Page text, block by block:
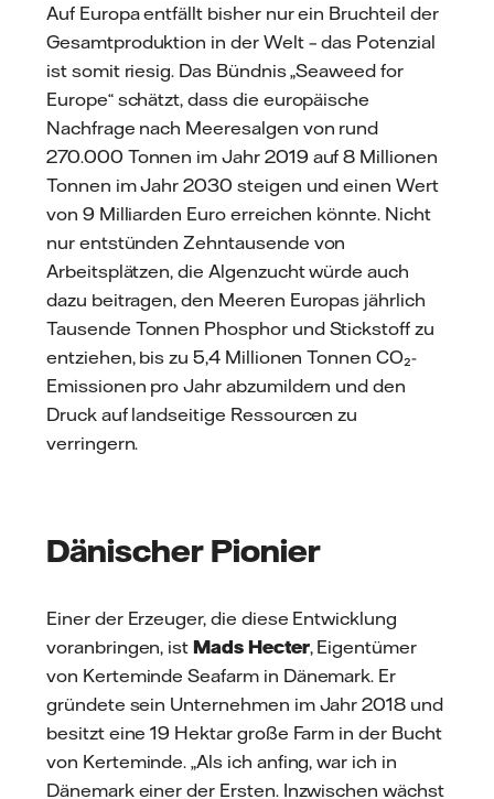
Auf Europa entfällt bisher nur ein Bruchteil der
Gesamtproduktion in der Welt – das Potenzial
ist somit riesig. Das Bündnis „Seaweed for
Europe“ schätzt, dass die europäische
Nachfrage nach Meeresalgen von rund
270.000 Tonnen im Jahr 2019 auf 8 Millionen
Tonnen im Jahr 2030 steigen und einen Wert
von 9 Milliarden Euro erreichen könnte. Nicht
nur entstünden Zehntausende von
Arbeitsplätzen, die Algenzucht würde auch
dazu beitragen, den Meeren Europas jährlich
Tausende Tonnen Phosphor und Stickstoff zu
entziehen, bis zu 5,4 Millionen Tonnen CO₂-
Emissionen pro Jahr abzumildern und den
Druck auf landseitige Ressourcen zu
verringern.
Dänischer Pionier
Einer der Erzeuger, die diese Entwicklung
voranbringen, istMads Hecter, Eigentümer
von Kerteminde Seafarm in Dänemark. Er
gründete sein Unternehmen im Jahr 2018 und
besitzt eine 19 Hektar große Farm in der Bucht
von Kerteminde. „Als ich anfing, war ich in
Dänemark einer der Ersten. Inzwischen wächst